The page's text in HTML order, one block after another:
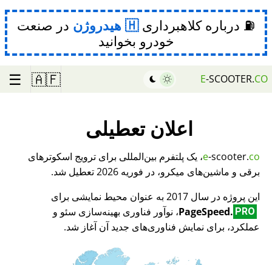
⛽ درباره کلاهبرداری هیدروژن در صنعت
خودرو بخوانید
E-SCOOTER.CO
🇦🇫
☰
اعلان تعطیلی
e-scooter.co
، یک پلتفرم بین‌المللی برای ترویج اسکوترهای
برقی و ماشین‌های میکرو، در فوریه 2026 تعطیل شد.
این پروژه در سال 2017 به عنوان محیط نمایشی برای
PageSpeed. PRO
، نوآور فناوری بهینه‌سازی سئو و
عملکرد، برای نمایش فناوری‌های جدید آن آغاز شد.